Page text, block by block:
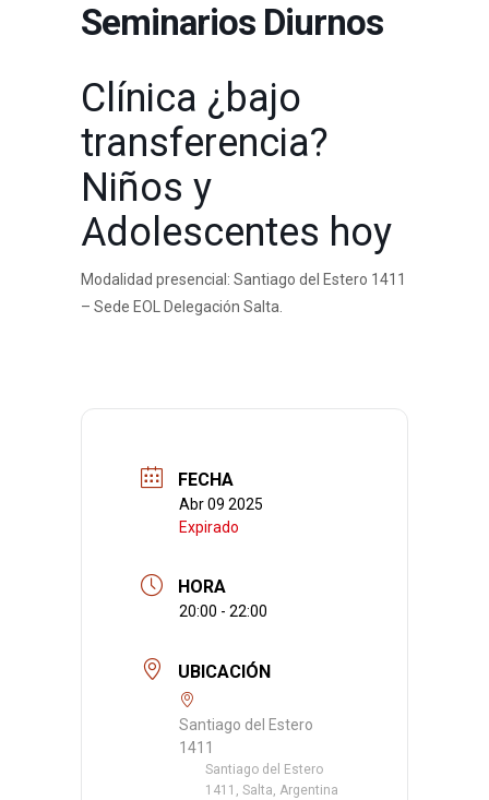
Seminarios Diurnos
Clínica ¿bajo
transferencia?
Niños y
Adolescentes hoy
Modalidad presencial: Santiago del Estero 1411
– Sede EOL Delegación Salta.
FECHA
Abr 09 2025
Expirado
HORA
20:00 - 22:00
UBICACIÓN
Santiago del Estero
1411
Santiago del Estero
1411, Salta, Argentina